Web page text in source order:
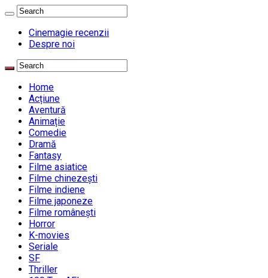
Cinemagie recenzii
Despre noi
Home
Acțiune
Aventură
Animație
Comedie
Dramă
Fantasy
Filme asiatice
Filme chinezești
Filme indiene
Filme japoneze
Filme românești
Horror
K-movies
Seriale
SF
Thriller